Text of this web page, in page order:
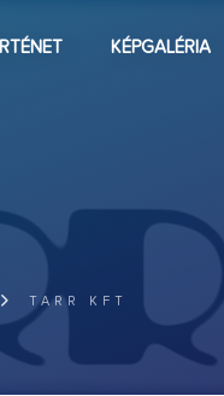
KÉPGALÉRIA
TARR KFT